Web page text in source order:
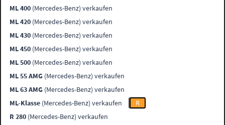
ML 400 (Mercedes-Benz) verkaufen
ML 420 (Mercedes-Benz) verkaufen
ML 430 (Mercedes-Benz) verkaufen
ML 450 (Mercedes-Benz) verkaufen
ML 500 (Mercedes-Benz) verkaufen
ML 55 AMG (Mercedes-Benz) verkaufen
ML 63 AMG (Mercedes-Benz) verkaufen
ML-Klasse (Mercedes-Benz) verkaufen
R
R 280 (Mercedes-Benz) verkaufen